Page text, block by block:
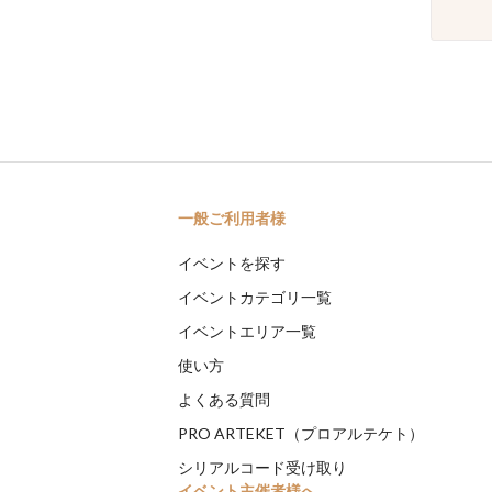
一般ご利用者様
イベントを探す
イベントカテゴリ一覧
イベントエリア一覧
使い方
よくある質問
PRO ARTEKET（プロアルテケト）
シリアルコード受け取り